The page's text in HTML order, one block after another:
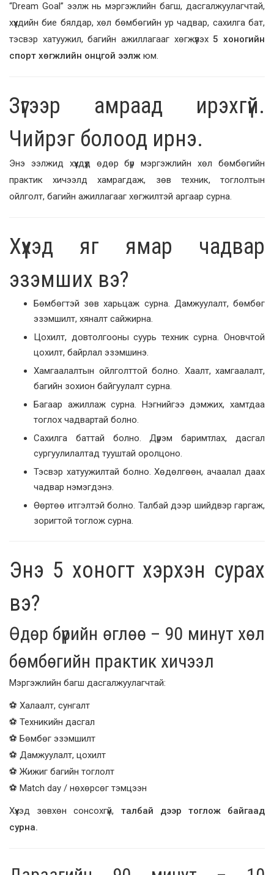
“Dream Goal” ээлж нь мэргэжлийн багш, дасгалжуулагчтай,
хүүхдийн бие бялдар, хөл бөмбөгийн ур чадвар, сахилга бат,
тэсвэр хатуужил, багийн ажиллагааг хөгжүүлэх5 хоногийн
спорт хөгжлийн онцгой ээлж юм.
Зүгээр амраад ирэхгүй.
Чийрэг болоод ирнэ.
Энэ ээлжид хүүхдүүд өдөр бүр мэргэжлийн хөл бөмбөгийн
практик хичээлд хамрагдаж, зөв техник, тоглолтын
ойлголт, багийн ажиллагааг хөгжилтэй аргаар сурна.
Хүүхэд яг ямар чадвар
эзэмших вэ?
Бөмбөгтэй зөв харьцаж сурна. Дамжуулалт, бөмбөг
эзэмшилт, хяналт сайжирна.
Цохилт, довтолгооны суурь техник сурна. Оновчтой
цохилт, байрлал эзэмшинэ.
Хамгаалалтын ойлголттой болно. Хаалт, хамгаалалт,
багийн зохион байгуулалт сурна.
Багаар ажиллаж сурна. Нэгнийгээ дэмжих, хамтдаа
тоглох чадвартай болно.
Сахилга баттай болно. Дүрэм баримтлах, дасгал
сургуулилалтад тууштай оролцоно.
Тэсвэр хатуужилтай болно. Хөдөлгөөн, ачаалал даах
чадвар нэмэгдэнэ.
Өөртөө итгэлтэй болно. Талбай дээр шийдвэр гаргаж,
зоригтой тоглож сурна.
Энэ 5 хоногт хэрхэн сурах
вэ?
Өдөр бүрийн өглөө – 90 минут хөл
бөмбөгийн практик хичээл
Мэргэжлийн багш дасгалжуулагчтай:
⚽ Халаалт, сунгалт
⚽ Техникийн дасгал
⚽ Бөмбөг эзэмшилт
⚽ Дамжуулалт, цохилт
⚽ Жижиг багийн тоглолт
⚽ Match day / нөхөрсөг тэмцээн
Хүүхэд зөвхөн сонсохгүй, талбай дээр тоглож байгаад
сурна.